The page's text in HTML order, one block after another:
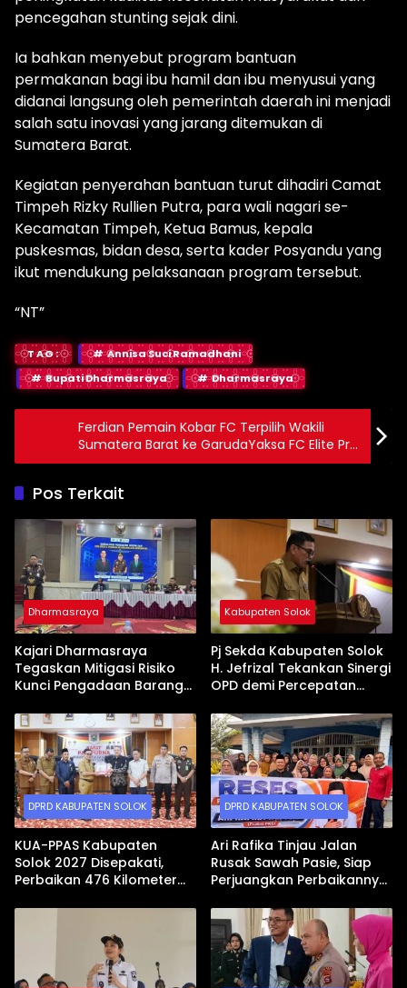
pencegahan stunting sejak dini.
Ia bahkan menyebut program bantuan
permakanan bagi ibu hamil dan ibu menyusui yang
didanai langsung oleh pemerintah daerah ini menjadi
salah satu inovasi yang jarang ditemukan di
Sumatera Barat.
Kegiatan penyerahan bantuan turut dihadiri Camat
Timpeh Rizky Rullien Putra, para wali nagari se-
Kecamatan Timpeh, Ketua Bamus, kepala
puskesmas, bidan desa, serta kader Posyandu yang
ikut mendukung pelaksanaan program tersebut.
“NT”
TAG:
Annisa Suci Ramadhani
Bupati Dharmasraya
Dharmasraya
Ferdian Pemain Kobar FC Terpilih Wakili
Sumatera Barat ke GarudaYaksa FC Elite Pro
Academy U-20 Nasional
Pos Terkait
Dharmasraya
Kajari Dharmasraya
Tegaskan Mitigasi Risiko
Kunci Pengadaan Barang
Kabupaten Solok
Pj Sekda Kabupaten Solok
H. Jefrizal Tekankan Sinergi
OPD demi Percepatan
DPRD KABUPATEN SOLOK
KUA-PPAS Kabupaten
Solok 2027 Disepakati,
Perbaikan 476 Kilometer
DPRD KABUPATEN SOLOK
Ari Rafika Tinjau Jalan
Rusak Sawah Pasie, Siap
Perjuangkan Perbaikannya